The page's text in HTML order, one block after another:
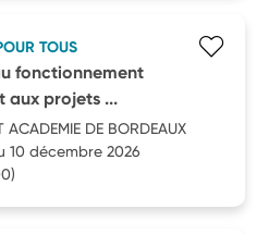
TOUS
fonctionnement
aux projets ...
ACADEMIE DE BORDEAUX
10 décembre 2026